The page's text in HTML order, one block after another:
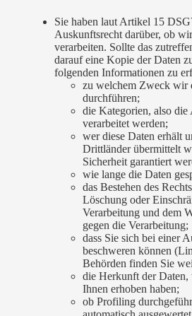
Sie haben laut Artikel 15
Auskunftsrecht darüber, ob
verarbeiten. Sollte das
darauf eine Kopie der Daten
folgenden Informationen zu
zu welchem Zweck wir
durchführen;
die Kategorien, also
verarbeitet werden;
wer diese Daten erhält
Drittländer übermittelt
Sicherheit garantiert
wie lange die Daten
das Bestehen des
Löschung oder
Verarbeitung und dem
gegen die Verarbeitung;
dass Sie sich bei einer
beschweren können
Behörden finden Sie
die Herkunft der
Ihnen erhoben haben;
ob Profiling